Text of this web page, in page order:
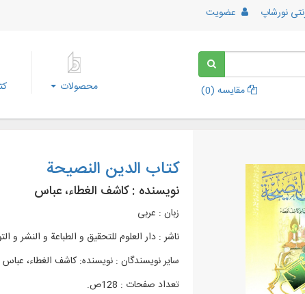
نورشاپ عضویت
مقایسه (0
) محصولات
کتاب الدین النصیحة
نویسنده :کاشف الغطاء، عباس
زبان : عربی
ناشر : دار العلوم للتحقیق و الطباعة و النشر و
سایر نویسندگان : نویسنده: کاشف الغطاء، عباس
تعداد صفحات : 128ص.